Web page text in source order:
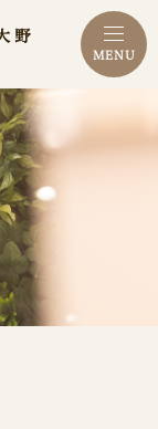
MENU